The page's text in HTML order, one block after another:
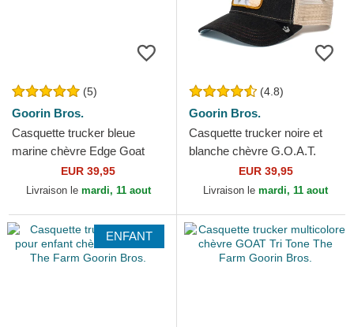
(5)
Goorin Bros.
Casquette trucker bleue
marine chèvre Edge Goat
The Farm Goorin Bros.
EUR 39,95
Livraison le mardi, 11 aout
(4.8)
Goorin Bros.
Casquette trucker noire et
blanche chèvre G.O.A.T.
Goorin Bros.EUR 39,95
Livraison le mardi, 11 aout
ENFANT